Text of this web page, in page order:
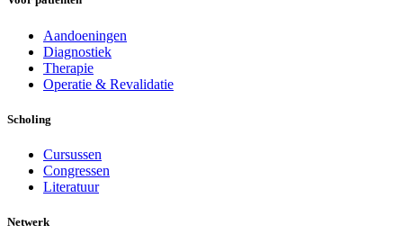
Aandoeningen
Diagnostiek
Therapie
Operatie & Revalidatie
Scholing
Cursussen
Congressen
Literatuur
Netwerk